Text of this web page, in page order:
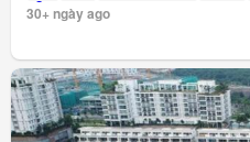
30+ ngày ago